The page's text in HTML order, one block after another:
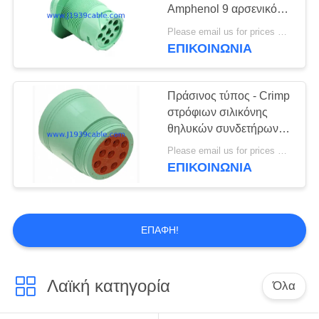
PRIVACY
POLICY
RP1226 καλώδιο
Amphenol 9 αρσενικός
συνδετήρας
βουλωμάτων καρφιτσών
Please email us for prices MOQ:100 τεμ
ΕΠΙΚΟΙΝΩΝΊΑ
Πράσινος τύπος - Crimp
στρόφιων σιλικόνης
θηλυκών συνδετήρων 2
J1939 επαφή με 9
τερματικά
Please email us for prices MOQ:100 PC
ΕΠΙΚΟΙΝΩΝΊΑ
ΕΠΑΦΉ!
Λαϊκή κατηγορία Όλα